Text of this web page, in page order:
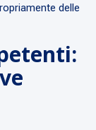
delle